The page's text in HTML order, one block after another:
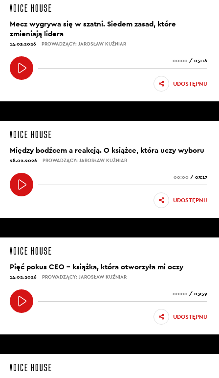
Mecz wygrywa się w szatni. Siedem zasad, które
zmieniają lidera
14.03.2026 PROWADZĄCY: JAROSŁAW KUŹNIAR
00:00 / 05:16
UDOSTĘPNIJ
Między bodźcem a reakcją. O książce, która uczy wyboru
28.02.2026 PROWADZĄCY: JAROSŁAW KUŹNIAR
00:00 / 03:17
UDOSTĘPNIJ
Pięć pokus CEO – książka, która otworzyła mi oczy
14.02.2026 PROWADZĄCY: JAROSŁAW KUŹNIAR
00:00 / 03:59
UDOSTĘPNIJ